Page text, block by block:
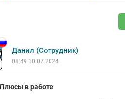
Данил (Сотрудник)
08:49 10.07.2024
Плюсы в работе